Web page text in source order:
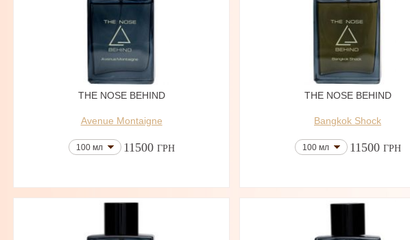
THE NOSE BEHIND
Avenue Montaigne
100 мл 11500 ГРН
THE NOSE BEHIND
Bangkok Shock
100 мл 11500 ГРН